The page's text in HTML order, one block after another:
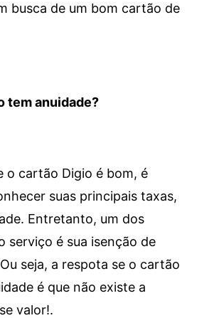
busca de um bom cartão de
tem anuidade?
o cartão Digio é bom, é
suas principais taxas,
Entretanto, um dos
serviço é sua isenção de
seja, a respota se o cartão
é que não existe a
valor!.